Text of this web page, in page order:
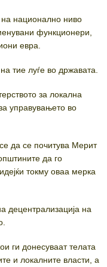
национално ниво
функционери,
евра.
тие луѓе во државата.
за локална
управувањето во
да се почитува Мерит
да го
токму оваа мерка
децентрализација на
ги донесуваат телата
и локалните власти, а